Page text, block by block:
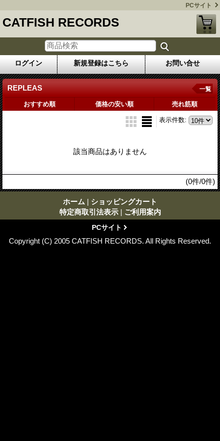
PCサイト
CATFISH RECORDS
ログイン 新規登録はこちら お問い合せ
REPLEAS 一覧
おすすめ順 価格の安い順 売れ筋順
表示件数:
該当商品はありません
(0件/0件)
ホーム | ショッピングカート
特定商取引法表示 | ご利用案内
PCサイト
Copyright (C) 2005 CATFISH RECORDS. All Rights Reserved.